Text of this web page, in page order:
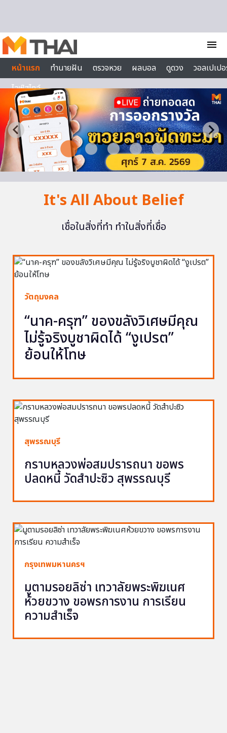
menu
หน้าแรก
ทำนายฝัน ตรวจหวย ผลบอล ดูดวง
วอลเปเป
ไลฟ์สไตล์
It's All About Belief
เชื่อในสิ่งที่ทำ ทำในสิ่งที่เชื่อ
วัตถุมงคล
“นาค-ครุฑ” ของขลังวิเศษมีคุณ
ไม่รู้จริงบูชาผิดได้ “งูเปรต”
ย้อนให้โทษ
สุพรรณบุรี
กราบหลวงพ่อสมปรารถนา ขอพร
ปลดหนี้ วัดสำปะซิว สุพรรณบุรี
กรุงเทพมหานครฯ
มูตามรอยลิซ่า เทวาลัยพระพิฆเนศ
ห้วยขวาง ขอพรการงาน การเรียน
ความสำเร็จ